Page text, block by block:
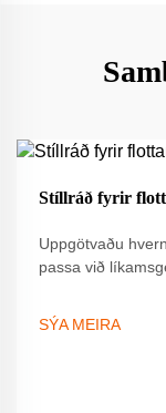
Sep
Stíllráð fyrir
Uppgötvaðu
passa við
Fáðu
SÝA MEIRA